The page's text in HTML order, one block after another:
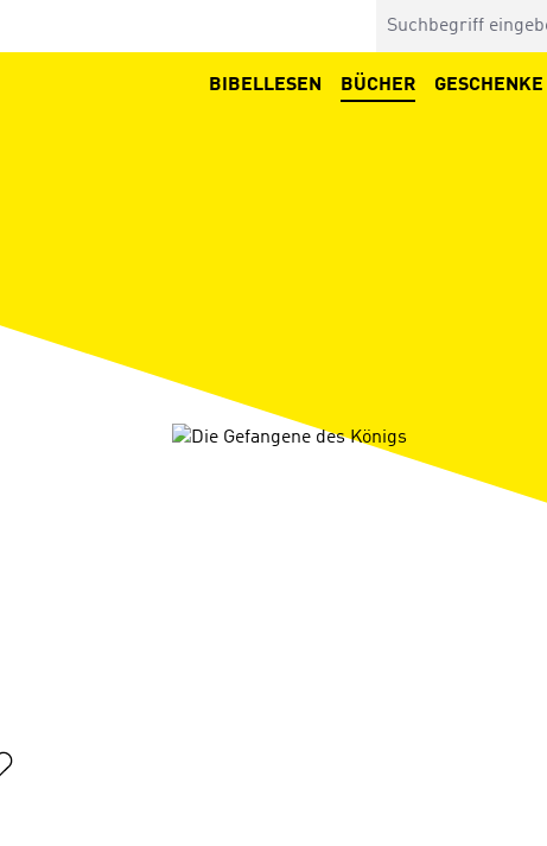
BIBELLESEN BÜCHER GESCHENKE
Bildergalerie überspringen